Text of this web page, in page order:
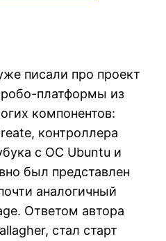
писали про проект
платформы из
компонентов:
контроллера
с ОС Ubuntu и
был представлен
аналогичный
Ответом автора
стал старт